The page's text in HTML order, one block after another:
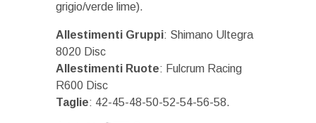
grigio/verde lime).
Allestimenti Gruppi: Shimano Ultegra
8020 Disc
Allestimenti Ruote: Fulcrum Racing
R600 Disc
Taglie: 42-45-48-50-52-54-56-58.